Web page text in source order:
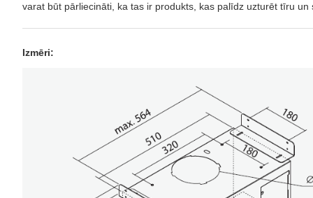
varat būt pārliecināti, ka tas ir produkts, kas palīdz uzturēt tīru
Izmēri: